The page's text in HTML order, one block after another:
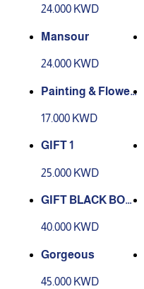
24.000 KWD
Mansour
24.000 KWD
Painting & Flower
17.000 KWD
GIFT 1
25.000 KWD
GIFT BLACK BOX
40.000 KWD
Gorgeous
45.000 KWD